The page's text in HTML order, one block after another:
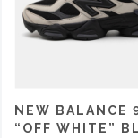
NEW BALANCE
“OFF WHITE”